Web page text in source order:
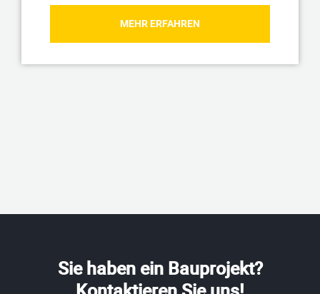
MEHR ERFAHREN
Sie haben ein Bauprojekt?